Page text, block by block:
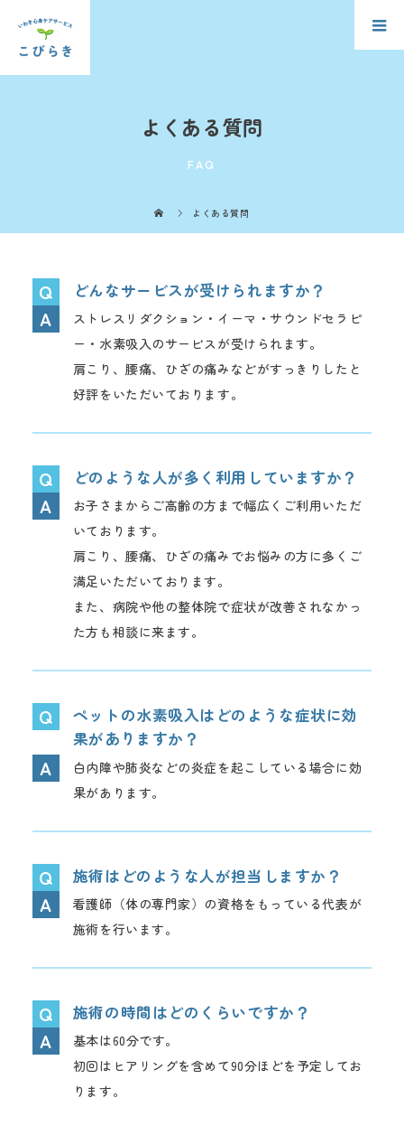
よくある質問
FAQ
よくある質問
どんなサービスが受けられますか？
ストレスリダクション・イーマ・サウンドセラピ
ー・水素吸入のサービスが受けられます。
肩こり、腰痛、ひざの痛みなどがすっきりしたと
好評をいただいております。
どのような人が多く利用していますか？
お子さまからご高齢の方まで幅広くご利用いただ
いております。
肩こり、腰痛、ひざの痛みでお悩みの方に多くご
満足いただいております。
また、病院や他の整体院で症状が改善されなかっ
た方も相談に来ます。
ペットの水素吸入はどのような症状に効
果がありますか？
白内障や肺炎などの炎症を起こしている場合に効
果があります。
施術はどのような人が担当しますか？
看護師（体の専門家）の資格をもっている代表が
施術を行います。
施術の時間はどのくらいですか？
基本は60分です。
初回はヒアリングを含めて90分ほどを予定してお
ります。